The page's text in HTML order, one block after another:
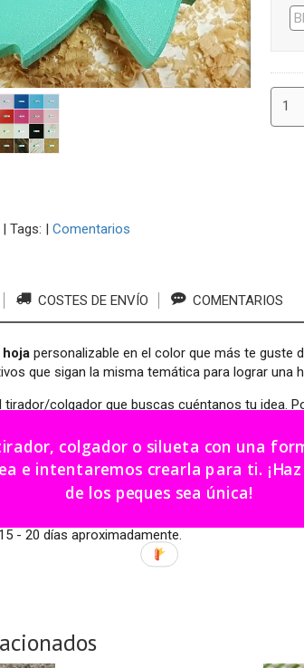
| Tags: | Comentarios
COSTES DE ENVÍO COMENTARIOS
personalizable en el color que más te guste
que sigan la misma temática para lograr una
tirador/colgador que buscas cuéntanos tu idea.
cm.
- 20 días aproximadamente.
colgador o silueta con una
crearla para ti. ¡Haz que la habitación
de los peques sea única!